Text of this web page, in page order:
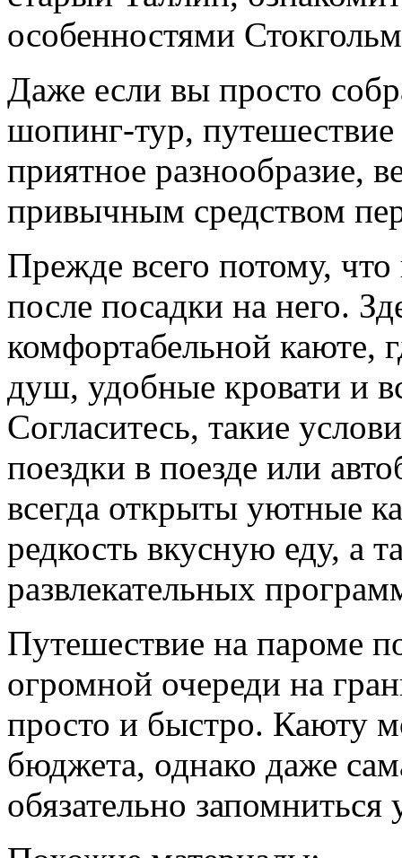
особенностями
Даже если вы просто
шопинг-тур,
приятное разнообразие,
привычным средством
Прежде всего потому,
после посадки на него.
комфортабельной каюте,
душ, удобные кровати и
Согласитесь, такие
поездки в поезде или
всегда открыты уютные
редкость вкусную еду, а
развлекательных
Путешествие на пароме
огромной очереди на
просто и быстро. Каюту
бюджета, однако даже
обязательно